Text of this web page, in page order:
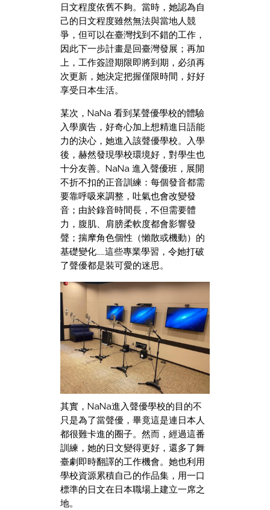
日文程度依舊不夠。當時，她認為自
己的日文程度雖然無法與當地人競
爭，但可以在臺灣找到不錯的工作，
因此下一步計畫是回臺灣發展；再加
上，工作簽證期限即將到期，必須再
次更新，她決定把握僅限時間，好好
享受日本生活。
某次，NaNa 看到某聲優學校的體驗
入學廣告，好奇心加上想精進日語能
力的決心，她進入該聲優學校。入學
後，赫然發現學校環境好，對學生也
十分友善。NaNa 進入聲優班，展開
不折不扣的正音訓練：每個發音都需
要靠呼吸來調整，吐氣也會改變發
音；由於錄音時間長，不但需要體
力，腹肌、肩膀柔軟度都會影響發
聲；揣摩角色個性（懶散或機動）的
基礎變化……這些專業學習，令她打破
了聲優都是裝可愛的迷思。
其實，NaNa進入聲優學校的目的不
只是為了當聲優，畢竟這是連日本人
都很難卡進的圈子。然而，經過這番
訓練，她的日文變得更好，還多了舞
臺劇即時翻譯的工作機會。她也利用
學校資源累積自己的作品集，用一口
標準的日文在日本職場上建立一席之
地。